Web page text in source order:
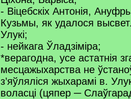
- Віцебскіх Антонія,
Кузьмы, як удалося
Улукі;
- нейкага Ўладзіміра;
*верагодна, усе астатнія
месцажыхарства не
з’яўляліся жыхарамі в.
воласці (цяпер ─